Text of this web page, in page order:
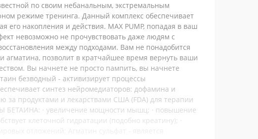
по своим небанальным, экстремальным
режиме тренинга. Данный комплекс обеспечивает
накопления и действия. MAX PUMP, попадая в ваш
невозможно не прочувствовать даже людям с
между подходами. Вам не понадобится
агматина, позволит в кратчайшее время вернуть ваши
Вы начнете не просто пампить, вы начнете
безводный - активизирует процессы
синтез нейромедиаторов: дофамина и
продуктами и лекарствами США (FDA) для терапии
БЕТАИНА: · увеличение мощности мышц; · повышение
клеточной гидратации (подобно креатину); ·